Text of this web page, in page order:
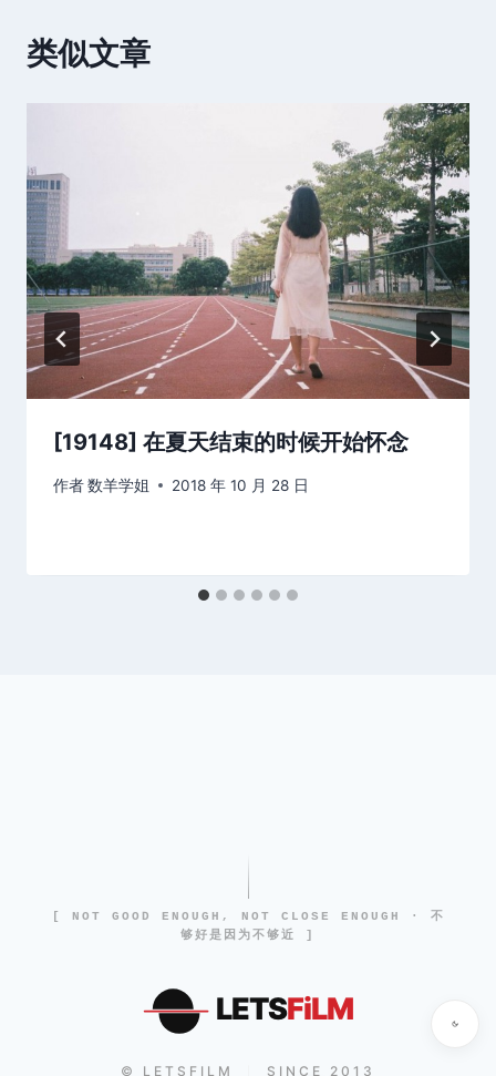
类似文章
[19148] 在夏天结束的时候开始怀念
作者数羊学姐 2018 年 10 月 28 日
[ NOT GOOD ENOUGH, NOT CLOSE ENOUGH · 不
够好是因为不够近 ]
LETSFiLM
© LETSFILM SINCE 2013